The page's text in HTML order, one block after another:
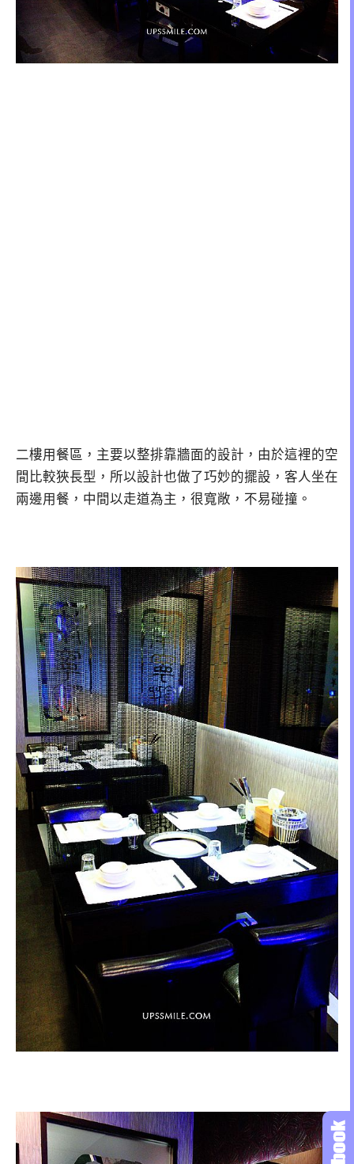
二樓用餐區，主要以整排靠牆面的設計，由於這裡的空
間比較狹長型，所以設計也做了巧妙的擺設，客人坐在
兩邊用餐，中間以走道為主，很寬敞，不易碰撞。